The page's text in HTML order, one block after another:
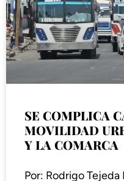
SE COMPLICA
MOVILIDAD
Y LA COMARCA
Por: Rodrigo